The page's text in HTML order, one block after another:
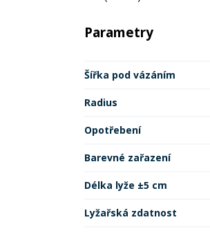
Parametry
Šířka pod vázáním
Radius
Opotřebení
Barevné zařazení
Délka lyže ±5 cm
Lyžařská zdatnost